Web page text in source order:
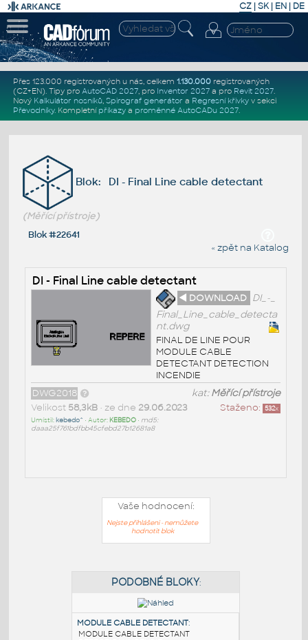
CZ | SK| EN | DE
Přes 123.000 registrovaných u nás, celkem 1.130.000registrovaných
(CZ+EN). Tipy pro AutoCAD 2027, pro Inventor 2027a pro Revit 2027.
Nový Kalkulátor nosníků, Spirograf generátor a Regresní křivkyv sekci
Převodníky. Kompletní příkazya proměnné AutoCADu 2027.
Blok: DI - Final Line cable detectant
(Měřící přístroje)
Blok #22641
« zpět na Katalog
DI - Final Line cable detectant
◄ DOWNLOAD DI_-_
Final_Line_cable_detecta
nt.dwg
FINAL DE LINE POUR
MODULE CABLE
DETECTANT DETECTION
INCENDIE
kat:Měřící přístroje
DWG2018
Staženo: 532x
Velikost 58,3kB• ze dne 29.06.2023
Umístil: kebedo^ • Autor: KEBEDO• md5:
daaa25f761bdfbb45cfebd27b12681a8
Vaše hodnocení:
Nejste přihlášeni - nemůžete
hodnotit blok